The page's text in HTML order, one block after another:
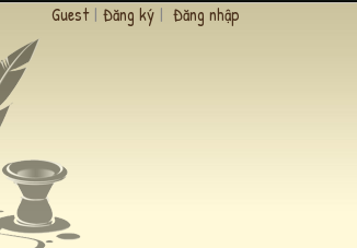
Guest | Đăng ký | Đăng nhập